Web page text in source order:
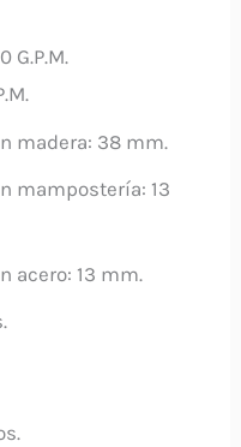
G.P.M.
madera: 38 mm.
mampostería: 13
acero: 13 mm.